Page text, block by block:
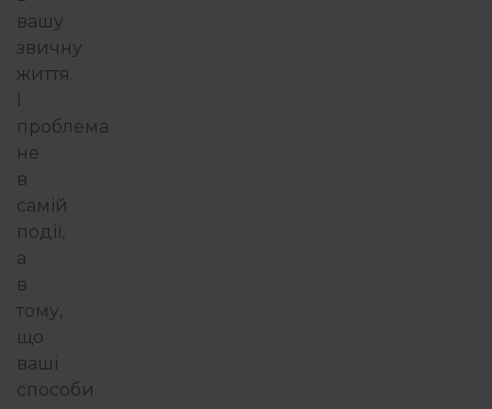
вашу
звичну
життя.
І
проблема
не
в
самій
події,
а
в
тому,
що
ваші
способи